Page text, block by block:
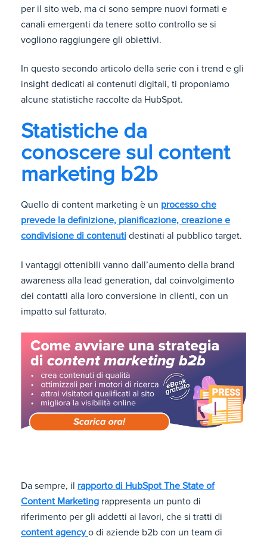
per il sito web, ma ci sono sempre nuovi formati e
canali emergenti da tenere sotto controllo se si
vogliono raggiungere gli obiettivi.
In questo secondo articolo della serie con i trend e gli
insight dedicati ai contenuti digitali, ti proponiamo
alcune statistiche raccolte da HubSpot.
Statistiche da
conoscere sul content
marketing b2b
Quello di content marketing è un processo che
prevede la definizione, pianificazione, creazione e
condivisione di contenuti destinati al pubblico target.
I vantaggi ottenibili vanno dall’aumento della brand
awareness alla lead generation, dal coinvolgimento
dei contatti alla loro conversione in clienti, con un
impatto sul fatturato.
Da sempre, il rapporto di HubSpot The State of
Content Marketing rappresenta un punto di
riferimento per gli addetti ai lavori, che si tratti di
content agencyo di aziende b2b con un team di